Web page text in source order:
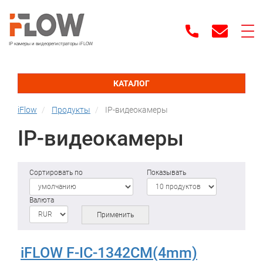
IP камеры и видеорегистраторы iFLOW
КАТАЛОГ
iFlow Продукты IP-видеокамеры
IP-видеокамеры
Сортировать по Показывать
Валюта
Применить
iFLOW F-IC-1342CM(4mm)